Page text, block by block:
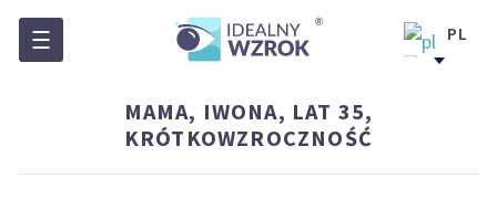
PL
MAMA, IWONA, LAT 35,
KRÓTKOWZROCZNOŚĆ